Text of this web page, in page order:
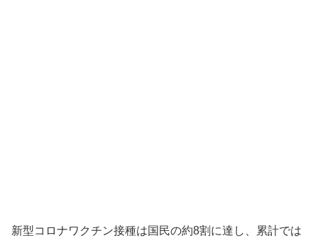
新型コロナワクチン接種は国民の約8割に達し、累計では